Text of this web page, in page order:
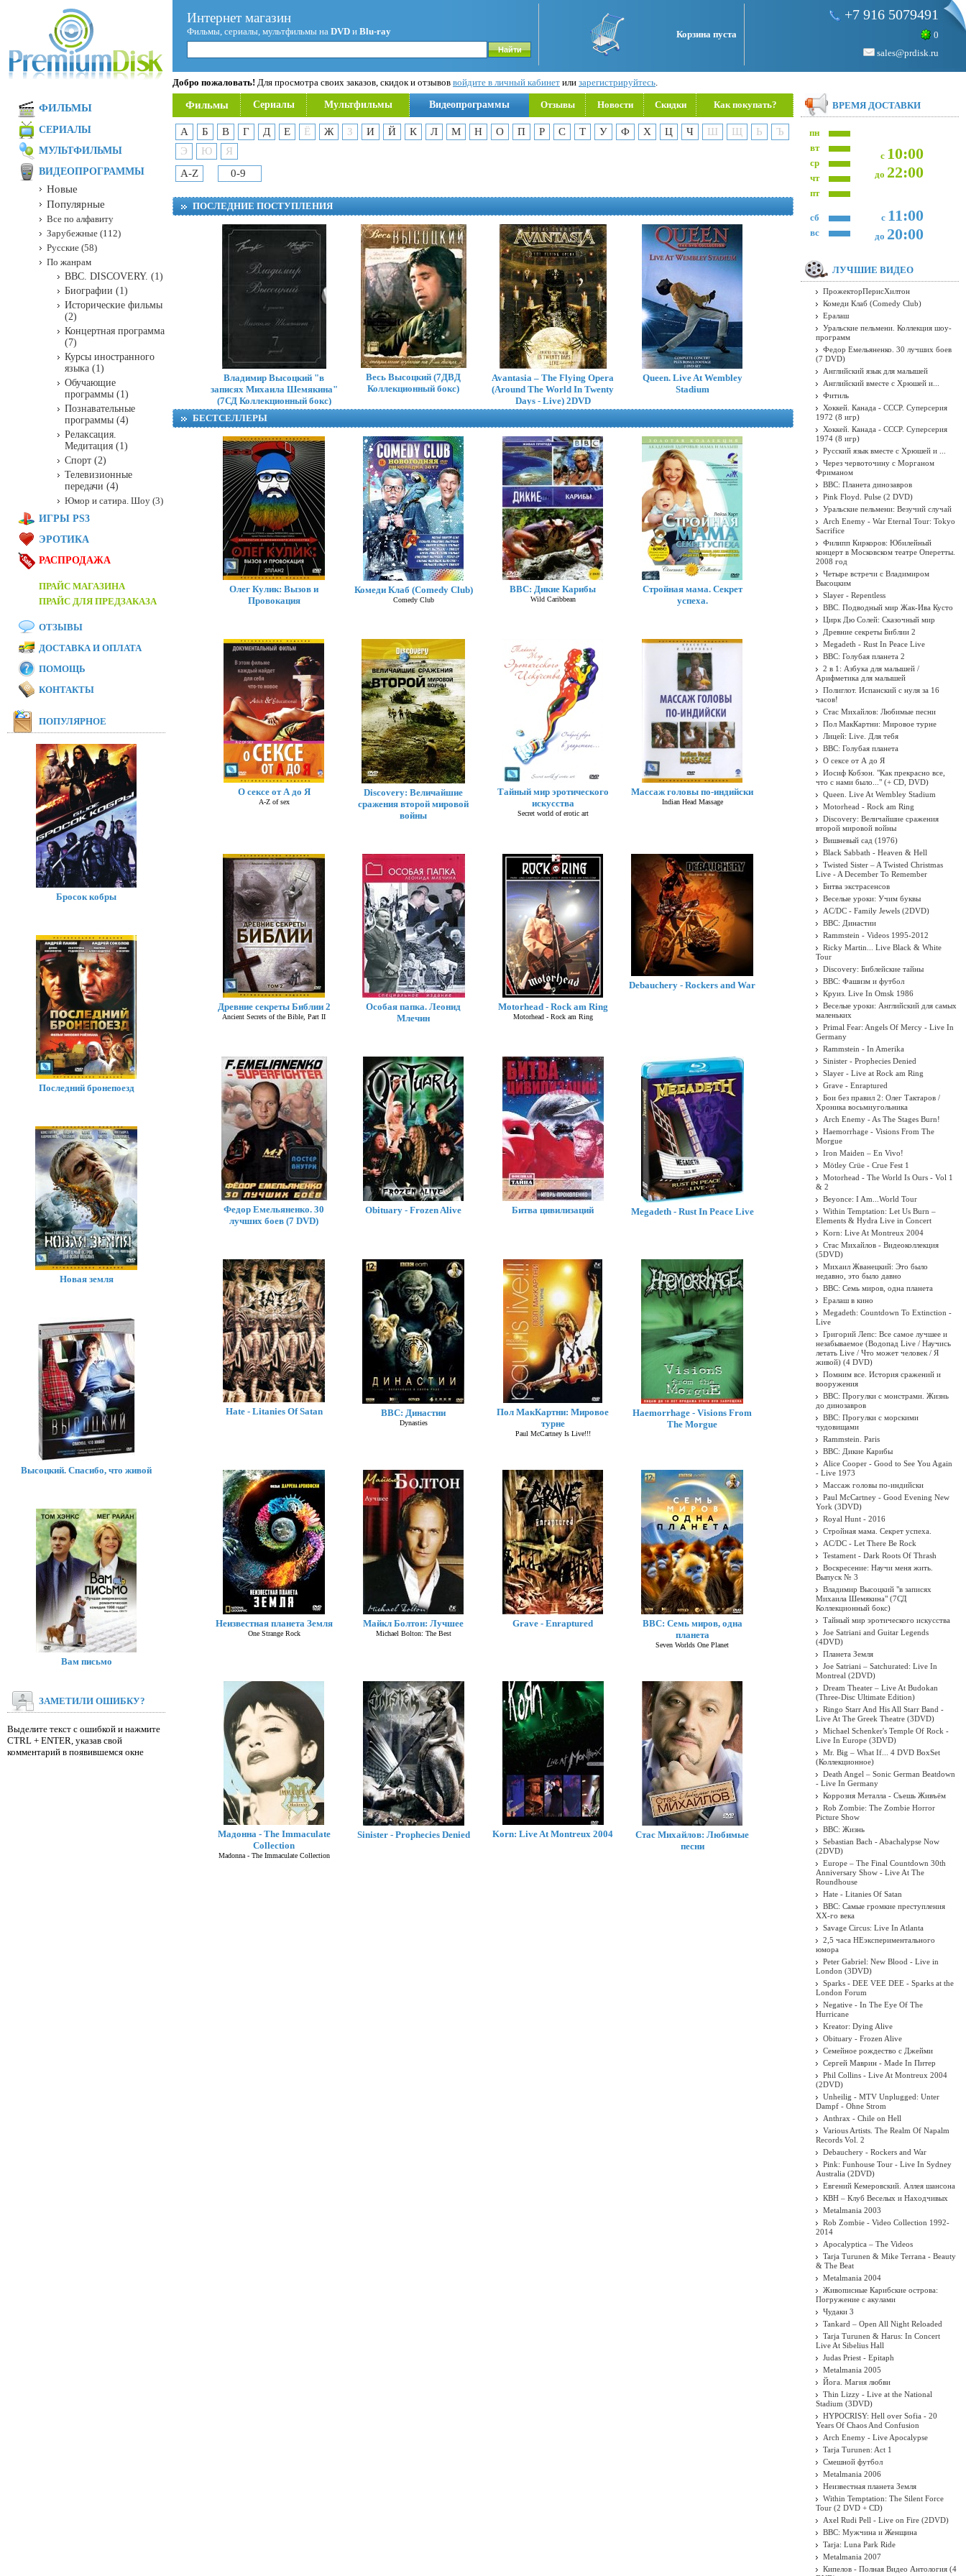
Интернет магазин
Фильмы, сериалы, мультфильмы на DVD и Blu-ray Корзина пуста
+7 916 5079491
0
sales@prdisk.ru
Добро пожаловать! Для просмотра своих заказов, скидок и отзывов войдите в личный кабинет или зарегистрируйтесь.
Фильмы Сериалы Мультфильмы Видеопрограммы Отзывы Новости Скидки Как покупать?
А Б В Г Д Е Ё Ж З И Й К Л М Н О П Р С Т У Ф Х Ц Ч Ш Щ Ь
Ъ
Э
Ю
Я
A-Z
0-9
ПОСЛЕДНИЕ ПОСТУПЛЕНИЯ
Владимир Высоцкий "в
записях Михаила Шемякина"
(7СД Коллекционный бокс)
Весь Высоцкий (7ДВД
Коллекционный бокс)
Avantasia – The Flying Opera
(Around The World In Twenty
Days - Live) 2DVD
Queen. Live At Wembley
Stadium
Mr. Big – What If... 4 DVD
BoxSet (Коллекционное)
БЕСТСЕЛЛЕРЫ
Олег Кулик: Вызов и
Провокация
Комеди Клаб (Comedy Club)
Comedy Club
BBC: Дикие Карибы
Wild Caribbean
Стройная мама. Секрет
успеха.
О сексе от А до Я
A-Z of sex
Discovery: Величайшие
сражения второй мировой
войны
Тайный мир эротического
искусства
Secret world of erotic art
Массаж головы по-индийски
Indian Head Massage
Древние секреты Библии 2
Ancient Secrets of the Bible, Part II
Особая папка. Леонид
Млечин
Motorhead - Rock am Ring
Motorhead - Rock am Ring
Debauchery - Rockers and War
Федор Емельяненко. 30
лучших боев (7 DVD)
Obituary - Frozen Alive Битва цивилизаций Megadeth - Rust In Peace Live
Hate - Litanies Of Satan BBC: Династии
Dynasties
Пол МакКартни: Мировое
турне
Paul McCartney Is Live!!!
Haemorrhage - Visions From
The Morgue
Неизвестная планета Земля
One Strange Rock
Майкл Болтон: Лучшее
Michael Bolton: The Best
Grave - Enraptured
BBC: Семь миров, одна
планета
Seven Worlds One Planet
Мадонна - The Immaculate
Collection
Madonna - The Immaculate Collection
Sinister - Prophecies Denied Korn: Live At Montreux 2004
Стас Михайлов: Любимые
песни
ФИЛЬМЫ
СЕРИАЛЫ
МУЛЬТФИЛЬМЫ
ВИДЕОПРОГРАММЫ
Новые
Популярные
Все по алфавиту
Зарубежные (112)
Русские (58)
По жанрам
BBC. DISCOVERY. (1)
Биографии (1)
Исторические фильмы
(2)
Концертная программа
(7)
Курсы иностранного
языка (1)
Обучающие
программы (1)
Познавательные
программы (4)
Релаксация.
Медитация (1)
Спорт (2)
Телевизионные
передачи (4)
Юмор и сатира. Шоу (3)
ИГРЫ PS3
ЭРОТИКА
РАСПРОДАЖА
ПРАЙС МАГАЗИНА
ПРАЙС ДЛЯ ПРЕДЗАКАЗА
ОТЗЫВЫ
ДОСТАВКА И ОПЛАТА
ПОМОЩЬ
КОНТАКТЫ
ПОПУЛЯРНОЕ
Бросок кобры
Последний бронепоезд
Новая земля
Высоцкий. Спасибо, что живой
Вам письмо
ЗАМЕТИЛИ ОШИБКУ?
Выделите текст с ошибкой и нажмите
CTRL + ENTER, указав свой
комментарий в появившемся окне
ВРЕМЯ ДОСТАВКИ
пн
с 10:00
до 22:00
вт
ср
чт
пт
с 11:00
до 20:00
сб
вс
ЛУЧШИЕ ВИДЕО
ПрожекторПерисХилтон
Комеди Клаб (Comedy Club)
Ералаш
Уральские пельмени. Коллекция шоу-
программ
Федор Емельяненко. 30 лучших боев
(7 DVD)
Английский язык для малышей
Английский вместе с Хрюшей и...
Фитиль
Хоккей. Канада - СССР. Суперсерия
1972 (8 игр)
Хоккей. Канада - СССР. Суперсерия
1974 (8 игр)
Русский язык вместе с Хрюшей и ...
Через червоточину с Морганом
Фриманом
BBC: Планета динозавров
Pink Floyd. Pulse (2 DVD)
Уральские пельмени: Везучий случай
Arch Enemy - War Eternal Tour: Tokyo
Sacrifice
Филипп Киркоров: Юбилейный
концерт в Московском театре Оперетты.
2008 год
Четыре встречи с Владимиром
Высоцким
Slayer - Repentless
BBC. Подводный мир Жак-Ива Кусто
Цирк Дю Солей: Сказочный мир
Древние секреты Библии 2
Megadeth - Rust In Peace Live
BBC: Голубая планета 2
2 в 1: Азбука для малышей /
Арифметика для малышей
Полиглот. Испанский с нуля за 16
часов!
Стас Михайлов: Любимые песни
Пол МакКартни: Мировое турне
Лицей: Live. Для тебя
BBC: Голубая планета
О сексе от А до Я
Иосиф Кобзон. "Как прекрасно все,
что с нами было..." (+ CD, DVD)
Queen. Live At Wembley Stadium
Motorhead - Rock am Ring
Discovery: Величайшие сражения
второй мировой войны
Вишневый сад (1976)
Black Sabbath - Heaven & Hell
Twisted Sister ‎– A Twisted Christmas
Live - A December To Remember
Битва экстрасенсов
Веселые уроки: Учим буквы
AC/DC - Family Jewels (2DVD)
BBC: Династии
Rammstein - Videos 1995-2012
Ricky Martin... Live Black & White
Tour
Discovery: Библейские тайны
BBC: Фашизм и футбол
Круиз. Live In Omsk 1986
Веселые уроки: Английский для самых
маленьких
Primal Fear: Angels Of Mercy - Live In
Germany
Rammstein - In Amerika
Sinister - Prophecies Denied
Slayer - Live at Rock am Ring
Grave - Enraptured
Бои без правил 2: Олег Тактаров /
Хроника восьмиугольника
Arch Enemy - As The Stages Burn!
Haemorrhage - Visions From The
Morgue
Iron Maiden ‎– En Vivo!
Mötley Crüe - Crue Fest 1
Motorhead - The World Is Ours - Vol 1
& 2
Beyonce: I Am...World Tour
Within Temptation: Let Us Burn –
Elements & Hydra Live in Concert
Korn: Live At Montreux 2004
Стас Михайлов - Видеоколлекция
(5DVD)
Михаил Жванецкий: Это было
недавно, это было давно
BBC: Семь миров, одна планета
Ералаш в кино
Megadeth: Countdown To Extinction -
Live
Григорий Лепс: Все самое лучшее и
незабываемое (Водопад Live / Научись
летать Live / Что может человек / Я
живой) (4 DVD)
Помним все. История сражений и
вооружения
BBC: Прогулки с монстрами. Жизнь
до динозавров
BBC: Прогулки с морскими
чудовищами
Rammstein. Paris
BBC: Дикие Карибы
Alice Cooper - Good to See You Again
- Live 1973
Массаж головы по-индийски
Paul McCartney - Good Evening New
York (3DVD)
Royal Hunt - 2016
Стройная мама. Секрет успеха.
AC/DC - Let There Be Rock
Testament - Dark Roots Of Thrash
Воскресение: Научи меня жить.
Выпуск № 3
Владимир Высоцкий "в записях
Михаила Шемякина" (7СД
Коллекционный бокс)
Тайный мир эротического искусства
Joe Satriani and Guitar Legends
(4DVD)
Планета Земля
Joe Satriani – Satchurated: Live In
Montreal (2DVD)
Dream Theater ‎– Live At Budokan
(Three-Disc Ultimate Edition)
Ringo Starr And His All Starr Band -
Live At The Greek Theatre (3DVD)
Michael Schenker's Temple Of Rock -
Live In Europe (3DVD)
Mr. Big – What If... 4 DVD BoxSet
(Коллекционное)
Death Angel ‎– Sonic German Beatdown
- Live In Germany
Коррозия Металла - Съешь Живъём
Rob Zombie: The Zombie Horror
Picture Show
BBC: Жизнь
Sebastian Bach - Abachalypse Now
(2DVD)
Europe – The Final Countdown 30th
Anniversary Show - Live At The
Roundhouse
Hate - Litanies Of Satan
BBC: Самые громкие преступления
XX-го века
Savage Circus: Live In Atlanta
2,5 часа НЕэкспериментального
юмора
Peter Gabriel: New Blood - Live in
London (3DVD)
Sparks - DEE VEE DEE - Sparks at the
London Forum
Negative - In The Eye Of The
Hurricane
Kreator: Dying Alive
Obituary - Frozen Alive
Семейное рождество с Джейми
Сергей Маврин - Made In Питер
Phil Collins - Live At Montreux 2004
(2DVD)
Unheilig - MTV Unplugged: Unter
Dampf - Ohne Strom
Anthrax - Chile on Hell
Various Artists. The Realm Of Napalm
Records Vol. 2
Debauchery - Rockers and War
Pink: Funhouse Tour - Live In Sydney
Australia (2DVD)
Евгений Кемеровский. Аллея шансона
КВН – Клуб Веселых и Находчивых
Metalmania 2003
Rob Zombie - Video Collection 1992-
2014
Apocalyptica ‎– The Videos
Tarja Turunen & Mike Terrana - Beauty
& The Beat
Metalmania 2004
Живописные Карибские острова:
Погружение с акулами
Чудаки 3
Tankard – Open All Night Reloaded
Tarja Turunen & Harus: In Concert
Live At Sibelius Hall
Judas Priest - Epitaph
Metalmania 2005
Йога. Магия любви
Thin Lizzy - Live at the National
Stadium (3DVD)
HYPOCRISY: Hell over Sofia - 20
Years Of Chaos And Confusion
Arch Enemy - Live Apocalypse
Tarja Turunen: Act 1
Смешной футбол
Metalmania 2006
Неизвестная планета Земля
Within Temptation: The Silent Force
Tour (2 DVD + CD)
Axel Rudi Pell - Live on Fire (2DVD)
BBC: Мужчина и Женщина
Tarja: Luna Park Ride
Metalmania 2007
Кипелов - Полная Видео Антология (4